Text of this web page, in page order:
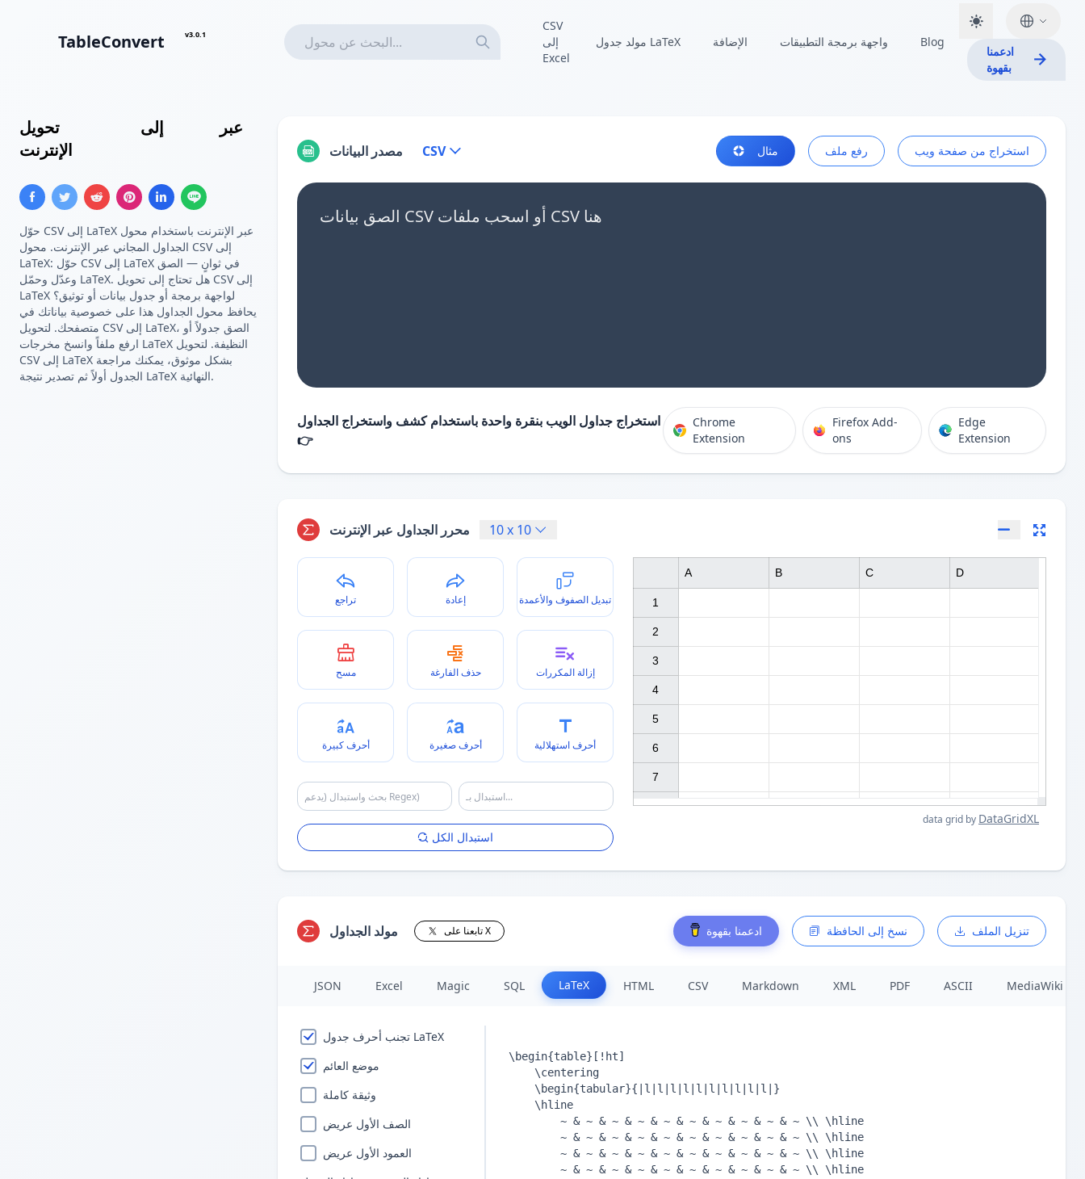
TableConvert v3.0.1
CSV
إلى
Excel
مولد جدول LaTeX الإضافة واجهة برمجة التطبيقات Blog
ادعمنا
بقهوة
إلى
الإنترنت
حوّل CSV إلى LaTeX عبر الإنترنت باستخدام محول
الجداول المجاني عبر الإنترنت. محول CSV إلى
LaTeX: حوّل CSV إلى LaTeX في ثوانٍ — الصق
وعدّل وحمّل LaTeX. هل تحتاج إلى تحويل CSV إلى
LaTeX لواجهة برمجة أو جدول بيانات أو توثيق؟
يحافظ محول الجداول هذا على خصوصية بياناتك في
متصفحك. لتحويل CSV إلى LaTeX، الصق جدولاً أو
ارفع ملفاً وانسخ مخرجات LaTeX النظيفة. لتحويل
CSV إلى LaTeX بشكل موثوق، يمكنك مراجعة
الجدول أولاً ثم تصدير نتيجة LaTeX النهائية.
مصدر البيانات CSV مثال رفع ملف استخراج من صفحة ويب
الصق بيانات CSV أو اسحب ملفات CSV هنا
استخراج جداول الويب بنقرة واحدة باستخدام كشف واستخراج الجداول
👉
Chrome
Extension
Firefox Add-
ons
Edge
Extension
محرر الجداول عبر الإنترنت 10x 10
تراجع إعادة تبديل الصفوف والأعمدة
مسح حذف الفارغة إزالة المكررات
أحرف كبيرة أحرف صغيرة أحرف استهلالية
استبدال الكل
data grid by DataGridXL
1
2
3
4
5
6
7
A B C D
مولد الجداول تابعنا على X ادعمنا بقهوة نسخ إلى الحافظة تنزيل الملف
JSON Excel Magic SQL LaTeX HTML CSV Markdown XML PDF ASCII MediaWiki
تجنب أحرف جدول LaTeX
موضع العائم
وثيقة كاملة
الصف الأول عريض
العمود الأول عريض